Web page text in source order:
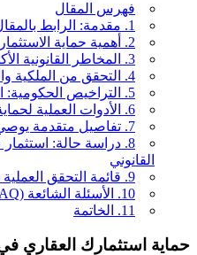
فهرس المقال
1. مقدمة: الرابط بالمقال السابق
2. أهمية حماية الاستثمار العقاري من المخاطر القانونية
3. المخاطر القانونية الأكثر شيوعًا في السوق السعودي
4. التحقق من الملكية والتسجيل العقاري
5. التراخيص الحكومية: البلدية، البيئة، والتخطيط العمراني
6. الأدوات العملية لحماية الاستثمار من النزاعات القانونية
7. تفاصيل متقدمة يوصي بها المحامون العقاريون
8. دراسة حالة:
القانوني
9. قائمة التحقق العملية (Checklist)
10. الأسئلة الشائعة (FAQ)
11. الخاتمة
حماية استثمارك العقاري